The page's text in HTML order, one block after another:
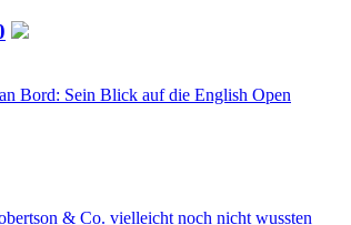
Bord: Sein Blick auf die English Open
& Co. vielleicht noch nicht wussten